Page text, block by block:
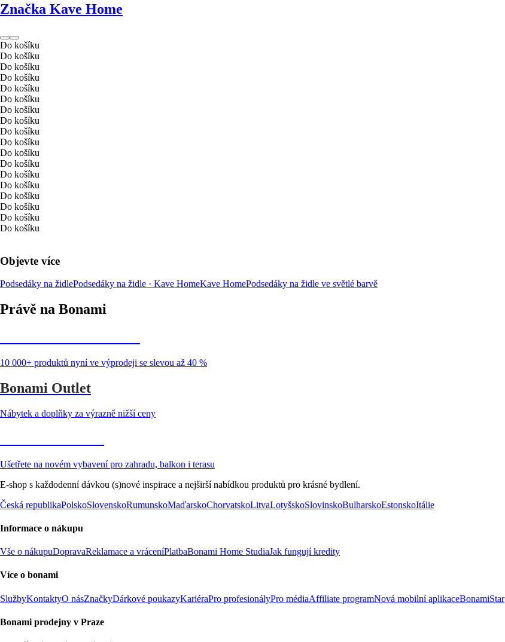
Značka Kave Home
Do košíku
Do košíku
Do košíku
Do košíku
Do košíku
Do košíku
Do košíku
Do košíku
Do košíku
Do košíku
Do košíku
Do košíku
Do košíku
Do košíku
Do košíku
Do košíku
Do košíku
Do košíku
Objevte více
Podsedáky na židlePodsedáky na židle · Kave HomeKave HomePodsedáky na židle ve světlé barvě
Právě na Bonami
10 000+ produktů nyní ve výprodeji se slevou až 40 %
Bonami Outlet
Nábytek a doplňky za výrazně nižší ceny
Ušetřete na novém vybavení pro zahradu, balkon i terasu
E-shop s každodenní dávkou (s)nové inspirace a nejširší nabídkou produktů pro krásné bydlení.
Česká republikaPolskoSlovenskoRumunskoMaďarskoChorvatskoLitvaLotyšskoSlovinskoBulharskoEstonskoItálie
Informace o nákupu
Vše o nákupuDopravaReklamace a vráceníPlatbaBonami Home StudiaJak fungují kredity
Více o bonami
SlužbyKontaktyO násZnačkyDárkové poukazyKariéraPro profesionályPro médiaAffiliate programNová mobilní aplikaceBonamiStar
Bonami prodejny v Praze